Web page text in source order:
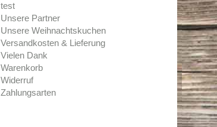
test
Unsere Partner
Unsere Weihnachtskuchen
Versandkosten & Lieferung
Vielen Dank
Warenkorb
Widerruf
Zahlungsarten